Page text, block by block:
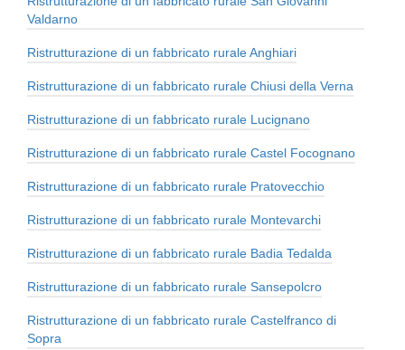
Valdarno
Ristrutturazione di un fabbricato rurale Anghiari
Ristrutturazione di un fabbricato rurale Chiusi della Verna
Ristrutturazione di un fabbricato rurale Lucignano
Ristrutturazione di un fabbricato rurale Castel Focognano
Ristrutturazione di un fabbricato rurale Pratovecchio
Ristrutturazione di un fabbricato rurale Montevarchi
Ristrutturazione di un fabbricato rurale Badia Tedalda
Ristrutturazione di un fabbricato rurale Sansepolcro
Ristrutturazione di un fabbricato rurale Castelfranco di
Sopra